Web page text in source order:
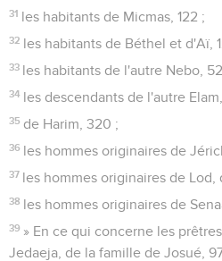
31 les habitants de Micmas, 122 ;
32 les habitants de Béthel et d'Aï,
33 les habitants de l'autre Nebo,
34 les descendants de l'autre
35 de Harim, 320 ;
36 les hommes originaires de
37 les hommes originaires de Lod,
38 les hommes originaires de
39 » En ce qui concerne les
Jedaeja, de la famille de Josué,